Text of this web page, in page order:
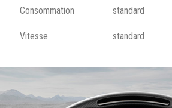
Consommation standard
Vitesse standard